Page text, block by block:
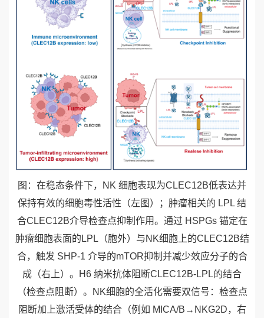
图： 在稳态条件下， NK 细胞表现为CLEC12B低表达并
保持有效的细胞毒性活性（左图）；肿瘤相关的 LPL 结
合CLEC12B介导检查点抑制作用。通过 HSPGs 锚定在
肿瘤细胞表面的 LPL （胞外）与NK细胞上的CLEC12B结
合，触发 SHP-1 介导的mTOR抑制并减少效应分子的合
成（右上）。
H6 纳米抗体阻断CLEC12B-LPL的结合
（检查点阻断）。
NK细胞的全活化需要双信号：检查点
阻断加上激活受体的结合（例如 MICA/B → NKG2D，右